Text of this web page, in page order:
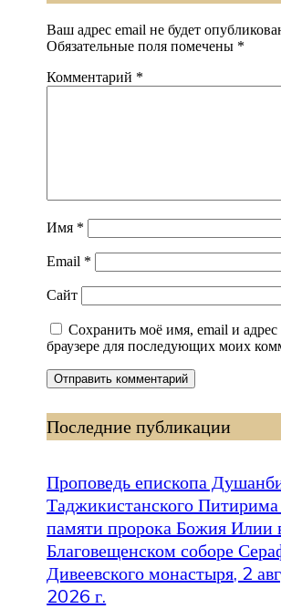
Ваш адрес email не будет
Обязательные поля помечены *
Комментарий *
Имя *
Email *
Сайт
Сохранить моё имя, email и адрес
браузере для последующих моих
Последние публикации
Проповедь епископа
Таджикистанского Питирима
памяти пророка Божия Илии
Благовещенском соборе
Дивеевского монастыря, 2
2026 г.